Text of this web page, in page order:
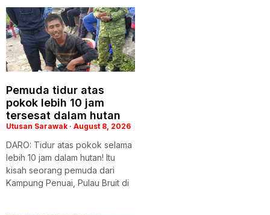
Pemuda tidur atas
pokok lebih 10 jam
tersesat dalam hutan
Utusan Sarawak August 8, 2026
DARO: Tidur atas pokok selama
lebih 10 jam dalam hutan! Itu
kisah seorang pemuda dari
Kampung Penuai, Pulau Bruit di